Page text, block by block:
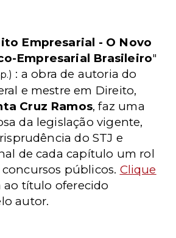
Empresarial - O Novo
Empresarial Brasileiro"
: a obra de autoria do
e mestre em Direito,
Cruz Ramos, faz uma
da legislação vigente,
do STJ e
de cada capítulo um rol
públicos. Clique
ao título oferecido
autor.